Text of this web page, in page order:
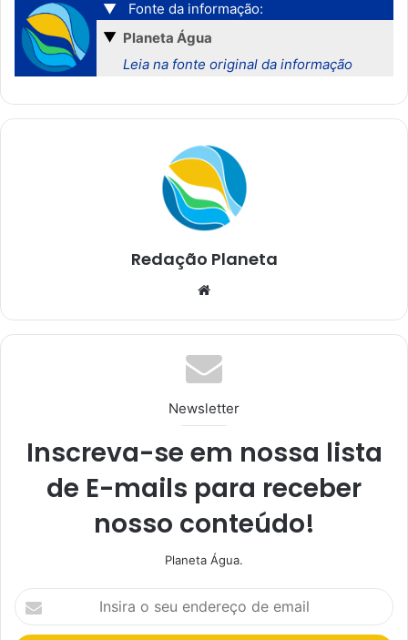
▼
Fonte da informação:
▼ Planeta Água
Leia na fonte original da informação
Redação Planeta
te
Newsletter
Inscreva-se em nossa lista
de E-mails para receber
nosso conteúdo!
Planeta Água.
I
n